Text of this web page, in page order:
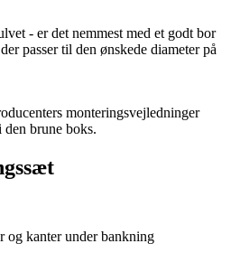
- er det nemmest med et godt bor
passer til den ønskede diameter på
monteringsvejledninger
den brune boks.
og kanter under bankning